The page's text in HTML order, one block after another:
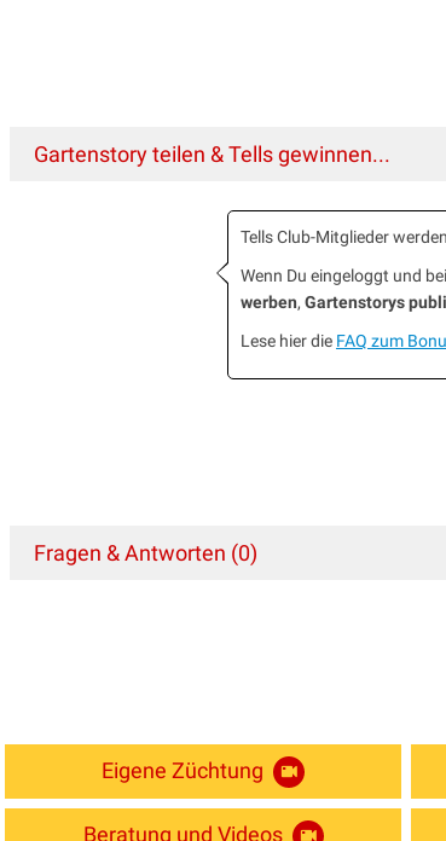
Gartenstory teilen & Tells gewinnen...
Tells Club-Mitglieder
Wenn Du eingeloggt und
werben, Gartenstorys
Lese hier die FAQ zum
Fragen & Antworten (0)
Eigene Züchtung
Beratung und Videos